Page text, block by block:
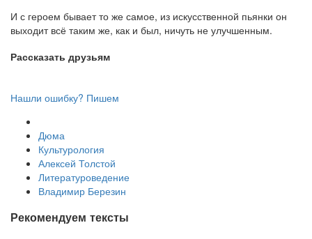
И с героем бывает то же самое, из искусственной пьянки он
выходит всё таким же, как и был, ничуть не улучшенным.
Рассказать друзьям
Нашли ошибку? Пишем
Дюма
Культурология
Алексей Толстой
Литературоведение
Владимир Березин
Рекомендуем тексты